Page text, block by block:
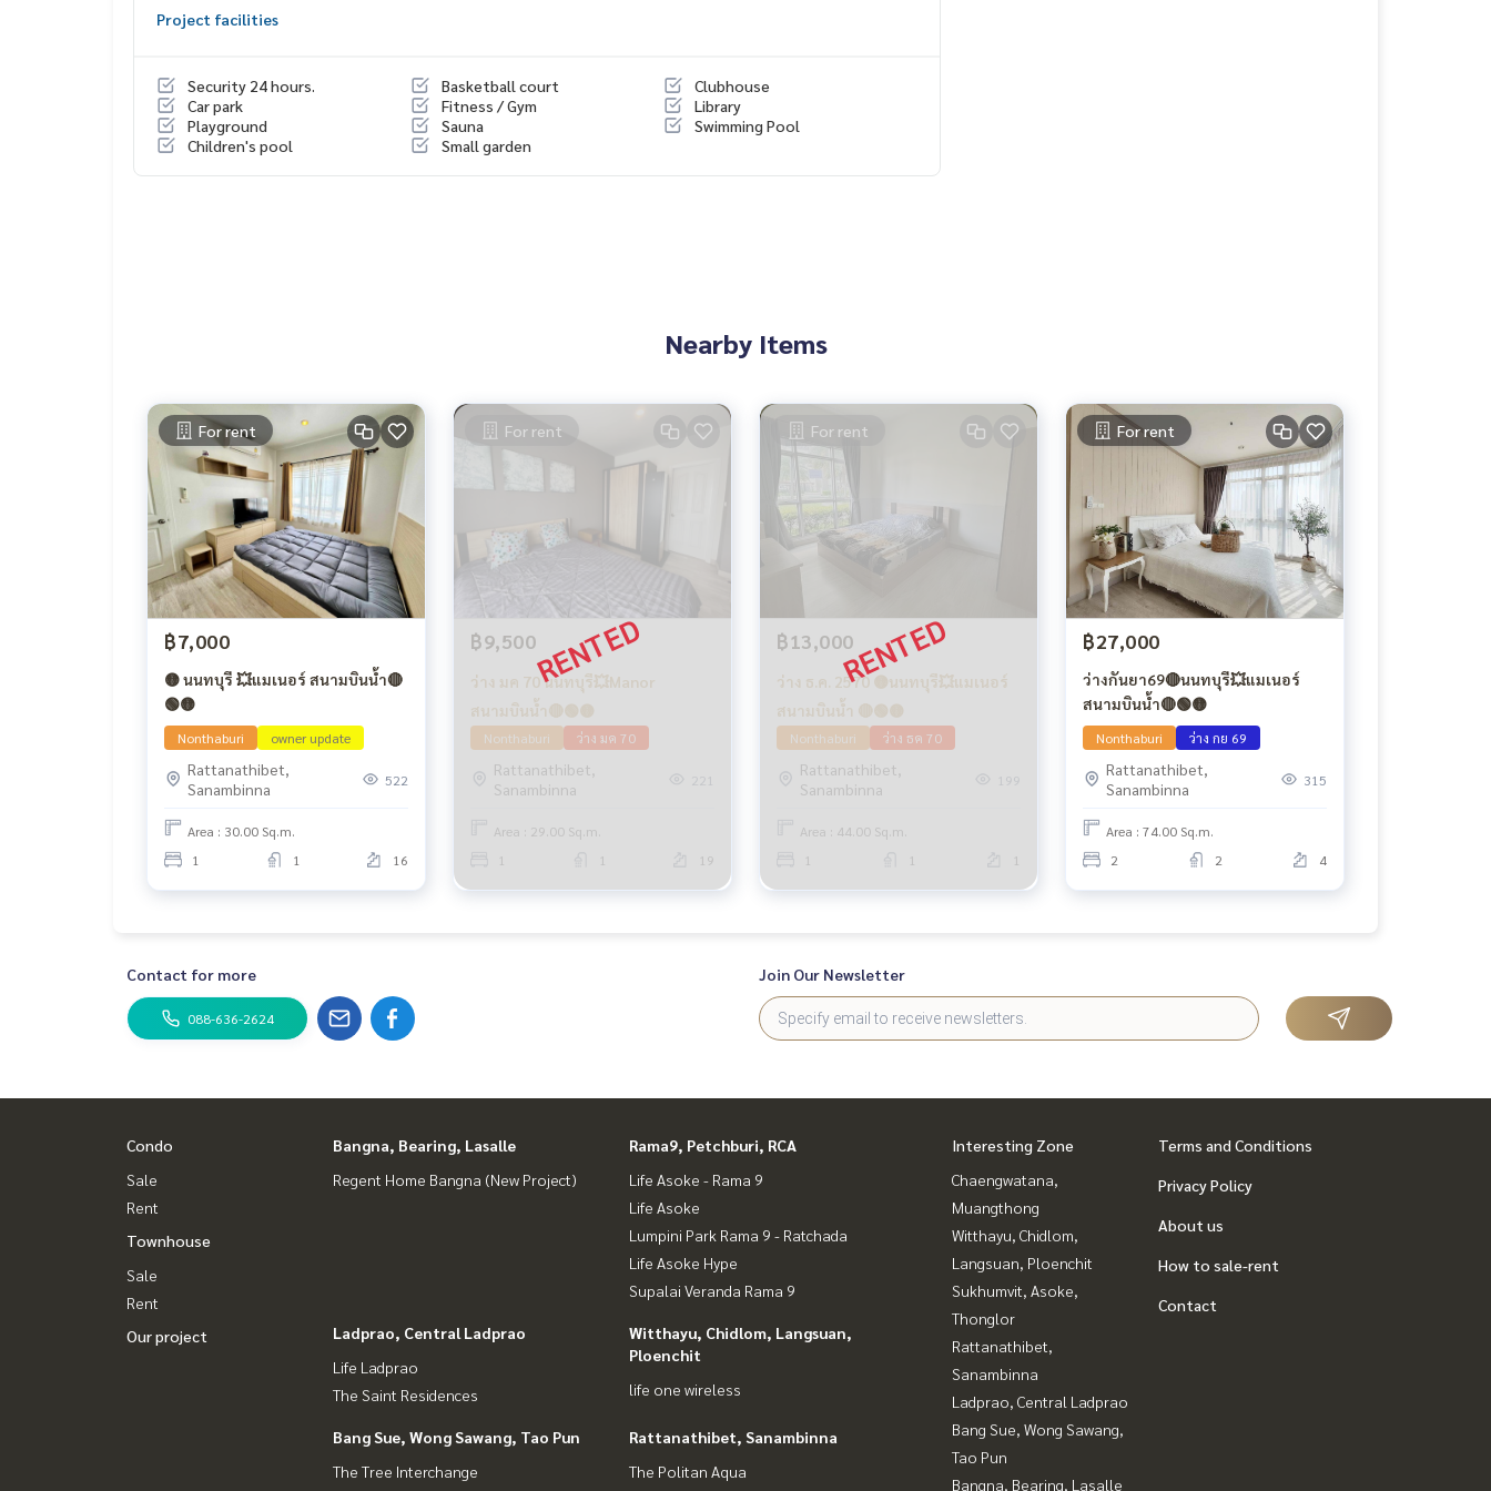
Project facilities
Security 24 hours. Basketball court
Clubhouse
Car park
Fitness / Gym
Library
Playground
Sauna
Swimming Pool
Children's pool
Small garden
Nearby Items
For rent
฿7,000
🟡 นนทบุรี 💥แมเนอร์ สนามบินน้ำ🔴
🟢🟡
Nonthaburi owner update
Rattanathibet,
Sanambinna
522
Area : 30.00 Sq.m.
1
1 16
For rent
฿9,500
ว่าง มค 70 นนทบุรึ💥Manor
สนามบินน้ำ🔴🟢🟡
Nonthaburi ว่าง มค 70
Rattanathibet,
Sanambinna
Area : 29.00 Sq.m.
1
1 19
For rent
฿13,000
ว่าง ธ.ค. 2570 🟡นนทบุรึ💥แมเนอร์
สนามบินน้ำ 🔴🟢🟡
Nonthaburi ว่าง ธค 70
Rattanathibet,
Sanambinna
199
Area : 44.00 Sq.m.
1
1 1
For rent
฿27,000
ว่างกันยา69🔴นนทบุรี💥แมเนอร์
สนามบินน้ำ🔴🟢🟡
Nonthaburi ว่าง กย 69
Rattanathibet,
Sanambinna
315
Area : 74.00 Sq.m.
2
2 4
Contact for more
088-636-2624
Join Our Newsletter
Condo
Sale
Rent
Townhouse
Sale
Rent
Our project
Bangna, Bearing, Lasalle
Regent Home Bangna (New Project)
Rama9, Petchburi, RCA
Life Asoke - Rama 9
Life Asoke
Lumpini Park Rama 9 - Ratchada
Life Asoke Hype
Supalai Veranda Rama 9
Ladprao, Central Ladprao
Life Ladprao
The Saint Residences
Witthayu, Chidlom, Langsuan,
Ploenchit
life one wireless
Bang Sue, Wong Sawang, Tao Pun
The Tree Interchange
Rattanathibet, Sanambinna
The Politan Aqua
Interesting Zone
Chaengwatana,
Muangthong
Witthayu, Chidlom,
Langsuan, Ploenchit
Sukhumvit, Asoke,
Thonglor
Rattanathibet,
Sanambinna
Ladprao, Central Ladprao
Bang Sue, Wong Sawang,
Tao Pun
Bangna, Bearing, Lasalle
Terms and Conditions
Privacy Policy
About us
How to sale-rent
Contact